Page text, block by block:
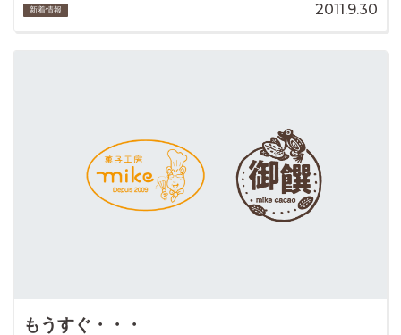
新着情報 2011.9.30
もうすぐ・・・